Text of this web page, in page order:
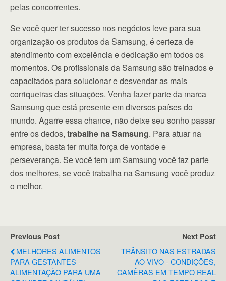
pelas concorrentes.
Se você quer ter sucesso nos negócios leve para sua
organização os produtos da Samsung, é certeza de
atendimento com excelência e dedicação em todos os
momentos. Os profissionais da Samsung são treinados e
capacitados para solucionar e desvendar as mais
corriqueiras das situações. Venha fazer parte da marca
Samsung que está presente em diversos países do
mundo. Agarre essa chance, não deixe seu sonho passar
entre os dedos, trabalhe na Samsung. Para atuar na
empresa, basta ter muita força de vontade e
perseverança. Se você tem um Samsung você faz parte
dos melhores, se você trabalha na Samsung você produz
o melhor.
Previous Post
MELHORES ALIMENTOS
PARA GESTANTES -
ALIMENTAÇÃO PARA UMA
Next Post
TRÂNSITO NAS ESTRADAS
AO VIVO - CONDIÇÕES,
CAMÊRAS EM TEMPO REAL